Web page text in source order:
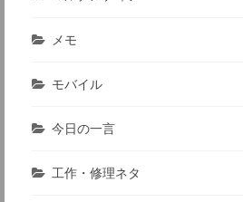
メモ
モバイル
今日の一言
工作・修理ネタ